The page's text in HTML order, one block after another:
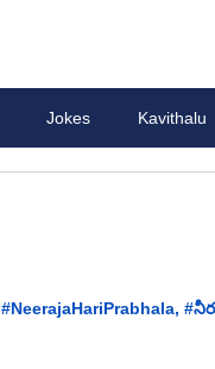
Jokes Kavithalu
#NeerajaHariPrabhala, #